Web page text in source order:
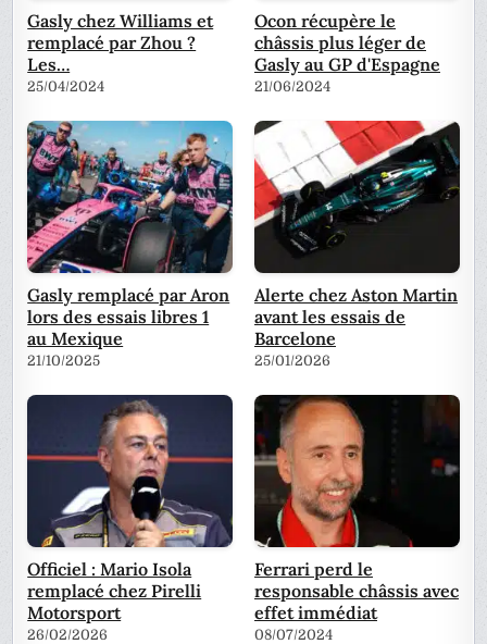
Gasly chez Williams et
remplacé par Zhou ?
Les…
25/04/2024
Ocon récupère le
châssis plus léger de
Gasly au GP d'Espagne
21/06/2024
Gasly remplacé par Aron
lors des essais libres 1
au Mexique
21/10/2025
Alerte chez Aston Martin
avant les essais de
Barcelone
25/01/2026
Officiel : Mario Isola
remplacé chez Pirelli
Motorsport
26/02/2026
Ferrari perd le
responsable châssis avec
effet immédiat
08/07/2024